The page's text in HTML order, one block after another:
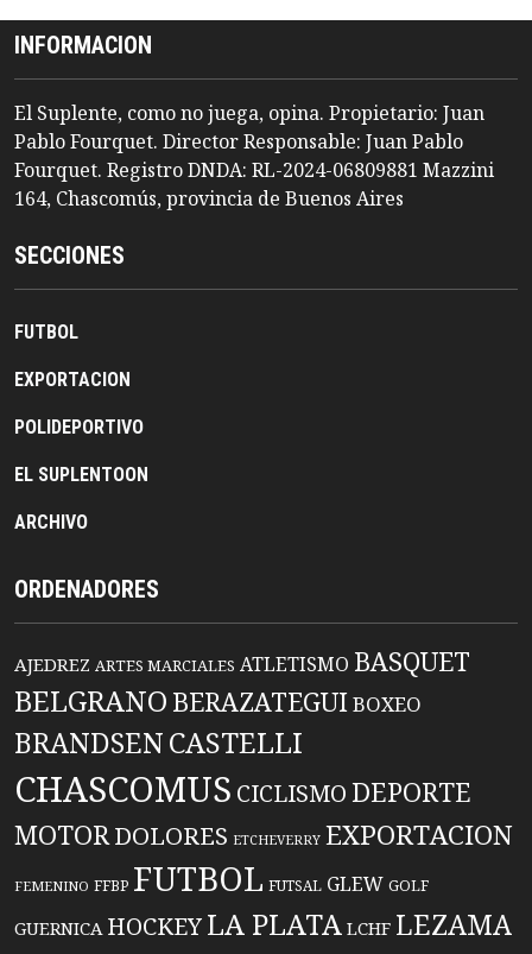
INFORMACION
El Suplente, como no juega, opina. Propietario: Juan
Pablo Fourquet. Director Responsable: Juan Pablo
Fourquet. Registro DNDA: RL-2024-06809881 Mazzini
164, Chascomús, provincia de Buenos Aires
SECCIONES
FUTBOL
EXPORTACION
POLIDEPORTIVO
EL SUPLENTOON
ARCHIVO
ORDENADORES
AJEDREZ ARTES MARCIALES ATLETISMO BASQUET
BELGRANO BERAZATEGUIBOXEO
BRANDSENCASTELLI
CHASCOMUS CICLISMO DEPORTE
MOTORDOLORES ETCHEVERRY EXPORTACION
FEMENINO FFBP FUTBOL FUTSAL GLEW GOLF
GUERNICA HOCKEYLA PLATA LCHF LEZAMA